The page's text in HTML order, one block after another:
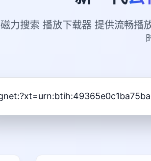
磁力搜索 播放下载器 提供流畅播